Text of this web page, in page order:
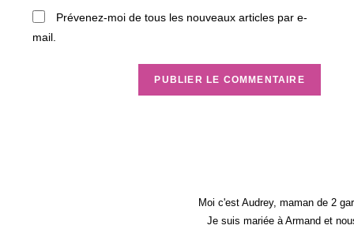
(facultatif)Prévenez-moi de tous les nouveaux articles par e-
mail.
Moi c'est Audrey, maman de 2
Je suis mariée à Armand et